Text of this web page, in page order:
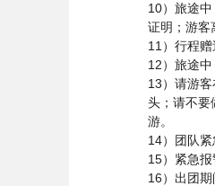
10）旅途
证明；游客
11）行程
12）旅途
13）请游
头；请不要
游。
14）团队
15）紧急报
16）出团